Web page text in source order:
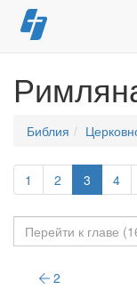
Перейти
к
Библия
1 2 3 4
2